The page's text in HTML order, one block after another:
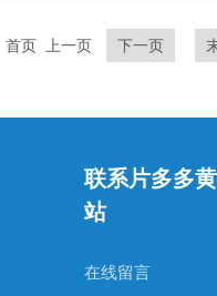
首页 上一页 下一页
联系片多多
站
在线留言